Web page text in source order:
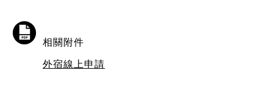
相關附件
外宿線上申請